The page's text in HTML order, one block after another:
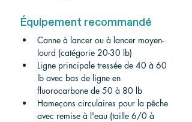
Équipement recommandé
Canne à lancer ou à lancer moyen-
lourd (catégorie 20-30 lb)
Ligne principale tressée de 40 à 60
lb avec bas de ligne en
fluorocarbone de 50 à 80 lb
Hameçons circulaires pour la pêche
avec remise à l'eau (taille 6/0 à